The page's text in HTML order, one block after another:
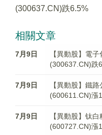
(300637.CN)跌6.5%
相關文章
7月9日
【異動股】電
(300637.CN)跌
7月9日
【異動股】鐵
(600611.CN)漲
7月9日
【異動股】钛
(600727.CN)漲